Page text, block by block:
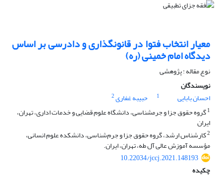
معیار انتخاب فتوا در قانونگذاری و دادرسی بر اساس
دیدگاه امام خمینی (ره)
نوع مقاله : پژوهشی
نویسندگان
احسان بابایی
1 حبیبه غفاری2
1گروه حقوق جزا و جرمشناسی، دانشگاه علوم قضایی و خدمات اداری، تهران،
ایران
2کارشناس ارشد، گروه حقوق جزا و جرم‌شناسی، دانشکده علوم انسانی،
مؤسسه آموزش عالی آل طه، تهران، ایران.
10.22034/jccj.2021.148193
چکیده